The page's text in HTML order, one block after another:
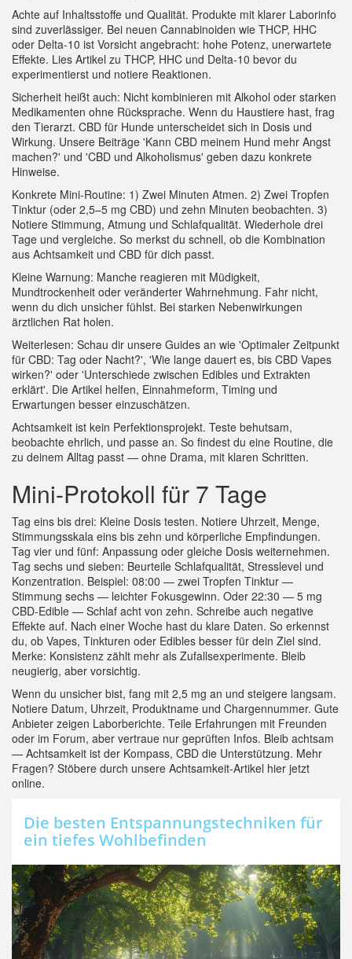
Achte auf Inhaltsstoffe und Qualität. Produkte mit klarer Laborinfo
sind zuverlässiger. Bei neuen Cannabinoiden wie THCP, HHC
oder Delta-10 ist Vorsicht angebracht: hohe Potenz, unerwartete
Effekte. Lies Artikel zu THCP, HHC und Delta-10 bevor du
experimentierst und notiere Reaktionen.
Sicherheit heißt auch: Nicht kombinieren mit Alkohol oder starken
Medikamenten ohne Rücksprache. Wenn du Haustiere hast, frag
den Tierarzt. CBD für Hunde unterscheidet sich in Dosis und
Wirkung. Unsere Beiträge 'Kann CBD meinem Hund mehr Angst
machen?' und 'CBD und Alkoholismus' geben dazu konkrete
Hinweise.
Konkrete Mini-Routine: 1) Zwei Minuten Atmen. 2) Zwei Tropfen
Tinktur (oder 2,5–5 mg CBD) und zehn Minuten beobachten. 3)
Notiere Stimmung, Atmung und Schlafqualität. Wiederhole drei
Tage und vergleiche. So merkst du schnell, ob die Kombination
aus Achtsamkeit und CBD für dich passt.
Kleine Warnung: Manche reagieren mit Müdigkeit,
Mundtrockenheit oder veränderter Wahrnehmung. Fahr nicht,
wenn du dich unsicher fühlst. Bei starken Nebenwirkungen
ärztlichen Rat holen.
Weiterlesen: Schau dir unsere Guides an wie 'Optimaler Zeitpunkt
für CBD: Tag oder Nacht?', 'Wie lange dauert es, bis CBD Vapes
wirken?' oder 'Unterschiede zwischen Edibles und Extrakten
erklärt'. Die Artikel helfen, Einnahmeform, Timing und
Erwartungen besser einzuschätzen.
Achtsamkeit ist kein Perfektionsprojekt. Teste behutsam,
beobachte ehrlich, und passe an. So findest du eine Routine, die
zu deinem Alltag passt — ohne Drama, mit klaren Schritten.
Mini-Protokoll für 7 Tage
Tag eins bis drei: Kleine Dosis testen. Notiere Uhrzeit, Menge,
Stimmungsskala eins bis zehn und körperliche Empfindungen.
Tag vier und fünf: Anpassung oder gleiche Dosis weiternehmen.
Tag sechs und sieben: Beurteile Schlafqualität, Stresslevel und
Konzentration. Beispiel: 08:00 — zwei Tropfen Tinktur —
Stimmung sechs — leichter Fokusgewinn. Oder 22:30 — 5 mg
CBD-Edible — Schlaf acht von zehn. Schreibe auch negative
Effekte auf. Nach einer Woche hast du klare Daten. So erkennst
du, ob Vapes, Tinkturen oder Edibles besser für dein Ziel sind.
Merke: Konsistenz zählt mehr als Zufallsexperimente. Bleib
neugierig, aber vorsichtig.
Wenn du unsicher bist, fang mit 2,5 mg an und steigere langsam.
Notiere Datum, Uhrzeit, Produktname und Chargennummer. Gute
Anbieter zeigen Laborberichte. Teile Erfahrungen mit Freunden
oder im Forum, aber vertraue nur geprüften Infos. Bleib achtsam
— Achtsamkeit ist der Kompass, CBD die Unterstützung. Mehr
Fragen? Stöbere durch unsere Achtsamkeit-Artikel hier jetzt
online.
Die besten Entspannungstechniken für
ein tiefes Wohlbefinden